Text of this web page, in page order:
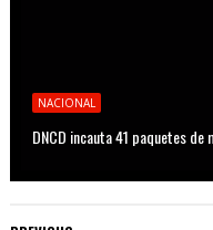
NACIONAL
DNCD incauta 41 paquetes